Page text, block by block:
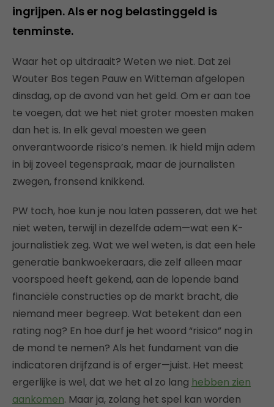
ingrijpen. Als er nog belastinggeld is
tenminste.
Waar het op uitdraait? Weten we niet. Dat zei
Wouter Bos tegen Pauw en Witteman afgelopen
dinsdag, op de avond van het geld. Om er aan toe
te voegen, dat we het niet groter moesten maken
dan het is. In elk geval moesten we geen
onverantwoorde risico’s nemen. Ik hield mijn adem
in bij zoveel tegenspraak, maar de journalisten
zwegen, fronsend knikkend.
PW toch, hoe kun je nou laten passeren, dat we het
niet weten, terwijl in dezelfde adem—wat een K-
journalistiek zeg. Wat we wel weten, is dat een hele
generatie bankwoekeraars, die zelf alleen maar
voorspoed heeft gekend, aan de lopende band
financiële constructies op de markt bracht, die
niemand meer begreep. Wat betekent dan een
rating nog? En hoe durf je het woord “risico” nog in
de mond te nemen? Als het fundament van die
indicatoren drijfzand is of erger—juist. Het meest
ergerlijke is wel, dat we het al zo lang hebben zien
aankomen. Maar ja, zolang het spel kan worden